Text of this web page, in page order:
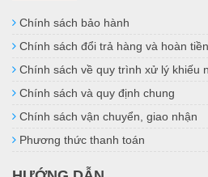
Chính sách bảo hành
Chính sách đổi trả hàng và hoàn tiền
Chính sách về quy trình xử lý khiếu
Chính sách và quy định chung
Chính sách vận chuyển, giao nhận
Phương thức thanh toán